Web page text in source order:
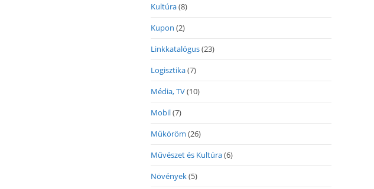
Kultúra(8)
Kupon (2)
Linkkatalógus(23)
Logisztika(7)
Média, TV(10)
Mobil(7)
Műköröm (26)
Művészet és Kultúra(6)
Növények(5)